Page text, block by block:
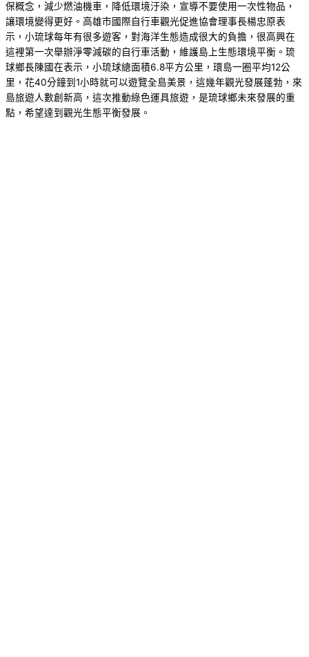
保概念，減少燃油機車，降低環境汙染，宣導不要使用一次性物品，
讓環境變得更好。高雄市國際自行車觀光促進協會理事長楊忠原表
示，小琉球每年有很多遊客，對海洋生態造成很大的負擔，很高興在
這裡第一次舉辦淨零減碳的自行車活動，維護島上生態環境平衡。琉
球鄉長陳國在表示，小琉球總面積6.8平方公里，環島一圈平均12公
里，花40分鐘到1小時就可以遊覽全島美景，這幾年觀光發展蓬勃，來
島旅遊人數創新高，這次推動綠色運具旅遊，是琉球鄉未來發展的重
點，希望達到觀光生態平衡發展。